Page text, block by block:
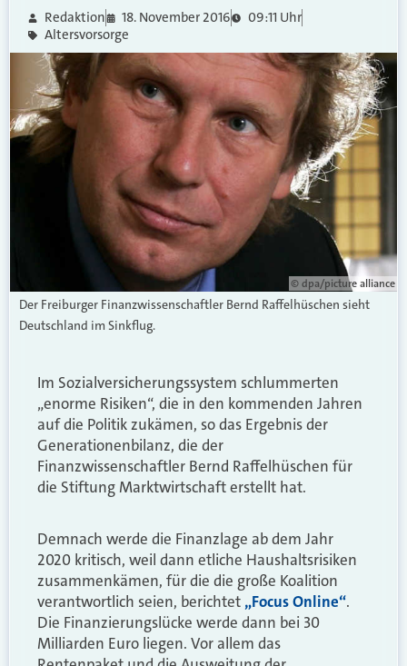
Redaktion 18. November 2016
09:11 Uhr
Altersvorsorge
© dpa/picture alliance
Der Freiburger Finanzwissenschaftler Bernd Raffelhüschen sieht
Deutschland im Sinkflug.
Im Sozialversicherungssystem schlummerten
„enorme Risiken“, die in den kommenden Jahren
auf die Politik zukämen, so das Ergebnis der
Generationenbilanz, die der
Finanzwissenschaftler Bernd Raffelhüschen für
die Stiftung Marktwirtschaft erstellt hat.
Demnach werde die Finanzlage ab dem Jahr
2020 kritisch, weil dann etliche Haushaltsrisiken
zusammenkämen, für die die große Koalition
verantwortlich seien, berichtet „Focus Online“.
Die Finanzierungslücke werde dann bei 30
Milliarden Euro liegen. Vor allem das